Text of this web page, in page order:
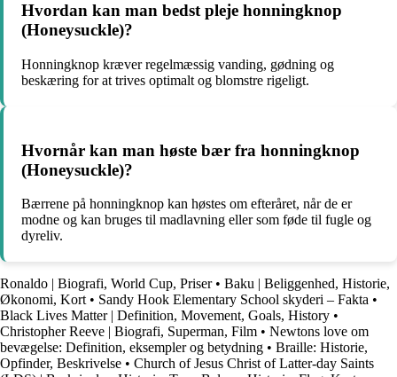
Hvordan kan man bedst pleje honningknop
(Honeysuckle)?
Honningknop kræver regelmæssig vanding, gødning og
beskæring for at trives optimalt og blomstre rigeligt.
Hvornår kan man høste bær fra honningknop
(Honeysuckle)?
Bærrene på honningknop kan høstes om efteråret, når de er
modne og kan bruges til madlavning eller som føde til fugle og
dyreliv.
Ronaldo | Biografi, World Cup, Priser• Baku | Beliggenhed, Historie,
Økonomi, Kort • Sandy Hook Elementary School skyderi – Fakta •
Black Lives Matter | Definition, Movement, Goals, History •
Christopher Reeve | Biografi, Superman, Film • Newtons love om
bevægelse: Definition, eksempler og betydning • Braille: Historie,
Opfinder, Beskrivelse • Church of Jesus Christ of Latter-day Saints